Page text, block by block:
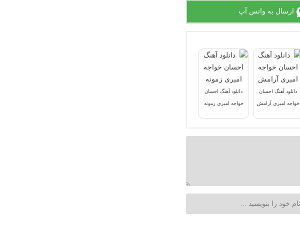
ارسال به واتس آپ
دانلود آهنگ احسان
خواجه امیری آرامش
دانلود آهنگ احسان
خواجه امیری زمونه